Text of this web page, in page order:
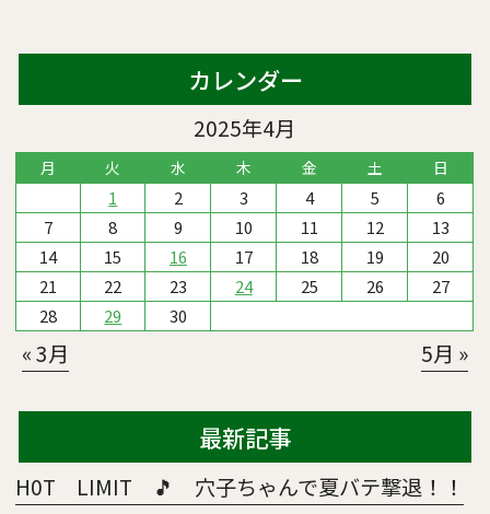
カレンダー
2025年4月
月 火 水 木 金 土 日
1 2 3 4 5
6
7
8 9 10 11 12
13
14
15 16 17 18 19
20
21
22 23 24 25 26
27
28
29 30
« 3月 5月 »
最新記事
H0T LIMIT 🎵 穴子ちゃんで夏バテ撃退！！